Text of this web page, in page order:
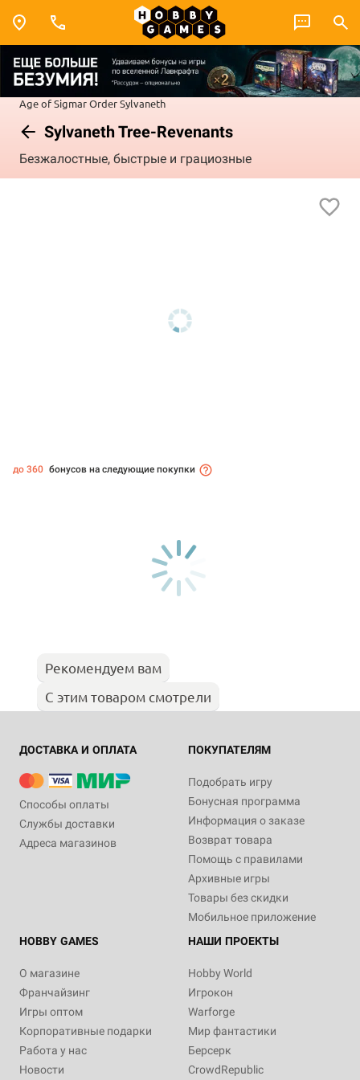
Age of SigmarOrderSylvaneth
Sylvaneth Tree-Revenants
Безжалостные, быстрые и грациозные
до 360 бонусов на следующие покупки
Рекомендуем вам
С этим товаром смотрели
ДОСТАВКА И ОПЛАТА
Способы оплаты
Службы доставки
Адреса магазинов
ПОКУПАТЕЛЯМ
Подобрать игру
Бонусная программа
Информация о заказе
Возврат товара
Помощь с правилами
Архивные игры
Товары без скидки
Мобильное приложение
HOBBY GAMES
О магазине
Франчайзинг
Игры оптом
Корпоративные подарки
Работа у нас
Новости
НАШИ ПРОЕКТЫ
Hobby World
Игрокон
Warforge
Мир фантастики
Берсерк
CrowdRepublic